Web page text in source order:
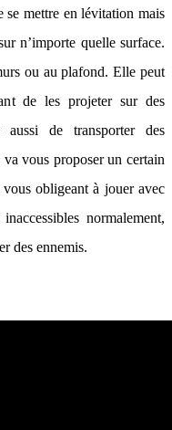
mettre en lévitation mais
n’importe quelle surface.
ou au plafond. Elle peut
de les projeter sur des
de transporter des
vous proposer un certain
obligeant à jouer avec
normalement,
des ennemis.